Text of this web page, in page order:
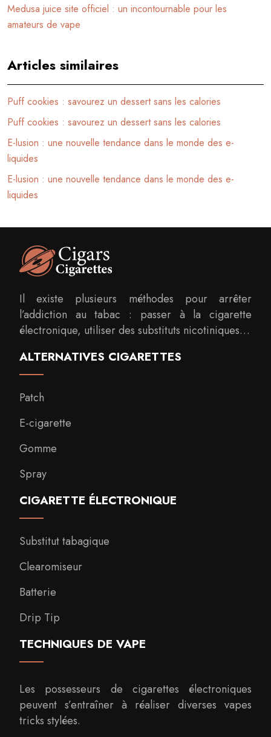
Medusa juice site officiel : un incontournable pour les
amateurs de vape
Articles similaires
Puff cookies : savourez un dessert sans les calories
Puff cookies : savourez un dessert sans les calories
E-lusion : une nouvelle tendance dans le monde des e-
liquides
E-lusion : une nouvelle tendance dans le monde des e-
liquides
Il existe plusieurs méthodes pour arrêter
l’addiction au tabac : passer à la cigarette
électronique, utiliser des substituts nicotiniques…
ALTERNATIVES CIGARETTES
Patch
E-cigarette
Gomme
Spray
CIGARETTE ÉLECTRONIQUE
Substitut tabagique
Clearomiseur
Batterie
Drip Tip
TECHNIQUES DE VAPE
Les possesseurs de cigarettes électroniques
peuvent s’entraîner à réaliser diverses vapes
tricks stylées.